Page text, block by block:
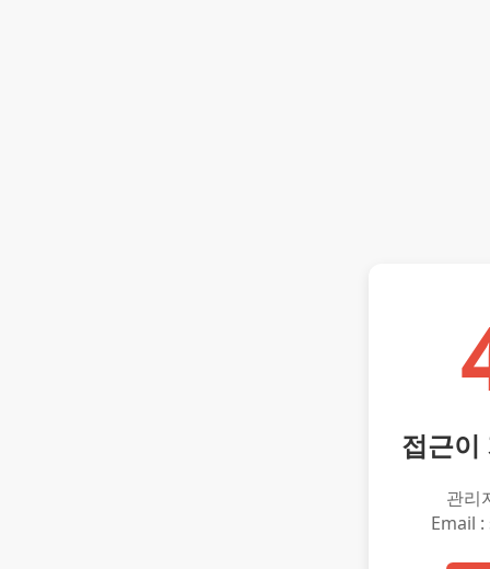
접근이
관리
Email